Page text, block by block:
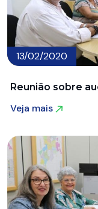
13/02/2020
Reunião sobre
Veja mais